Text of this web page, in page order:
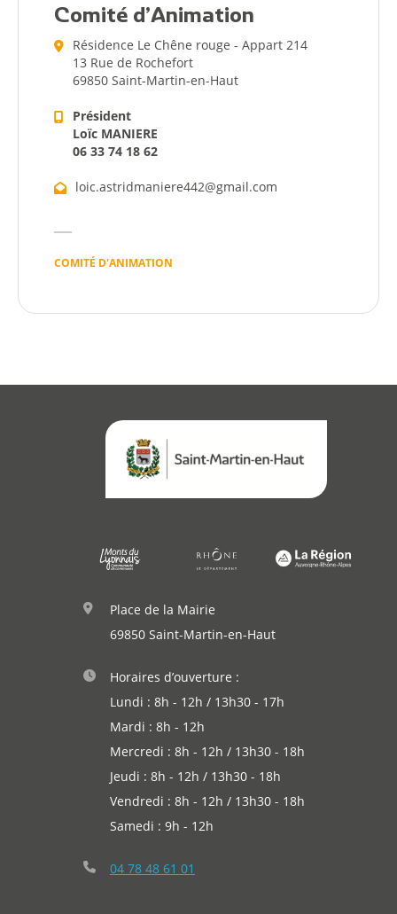
Comité d’Animation
Résidence Le Chêne rouge - Appart 214
13 Rue de Rochefort
69850 Saint-Martin-en-Haut
Président
Loïc MANIERE
06 33 74 18 62
loic.astridmaniere442@gmail.com
COMITÉ D'ANIMATION
Place de la Mairie
69850 Saint-Martin-en-Haut
Horaires d’ouverture :
Lundi : 8h - 12h / 13h30 - 17h
Mardi : 8h - 12h
Mercredi : 8h - 12h / 13h30 - 18h
Jeudi : 8h - 12h / 13h30 - 18h
Vendredi : 8h - 12h / 13h30 - 18h
Samedi : 9h - 12h
04 78 48 61 01
Citoyen
Pratique
Démarches
Annuaire
Démarches
Annuaire
Agenda